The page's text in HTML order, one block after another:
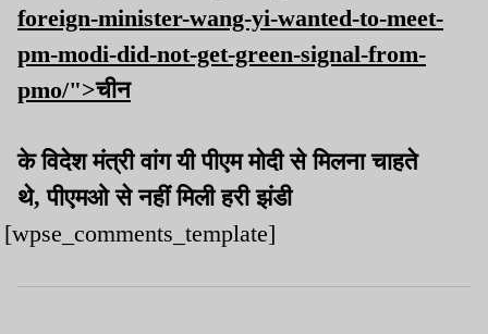
foreign-minister-wang-yi-wanted-to-meet-
pm-modi-did-not-get-green-signal-from-
pmo/">चीन
के विदेश मंत्री वांग यी पीएम मोदी से मिलना चाहते
थे, पीएमओ से नहीं मिली हरी झंडी
[wpse_comments_template]